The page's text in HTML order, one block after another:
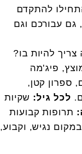
להתקדם
גם עבורכם וגם
להיות בו?
פיג'מה
ספרון קטן,
לכל גיל: שקיות
תרופות קבועות
נגיש, וקבוע,